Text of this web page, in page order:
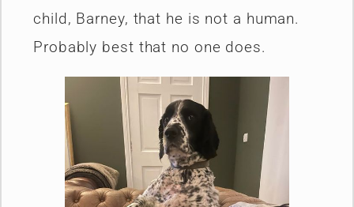
child, Barney, that he is not a human.
Probably best that no one does.